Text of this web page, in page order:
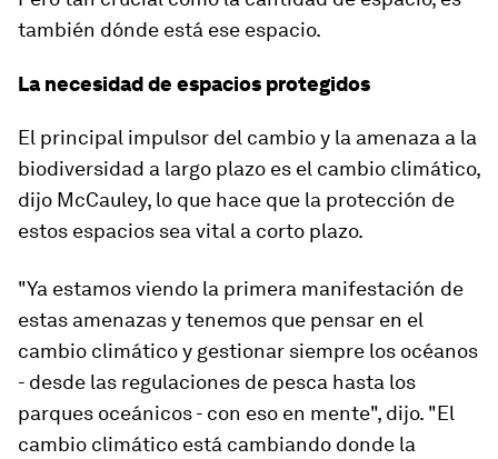
también dónde está ese espacio.
La necesidad de espacios protegidos
El principal impulsor del cambio y la amenaza a la
biodiversidad a largo plazo es el cambio climático,
dijo McCauley, lo que hace que la protección de
estos espacios sea vital a corto plazo.
"Ya estamos viendo la primera manifestación de
estas amenazas y tenemos que pensar en el
cambio climático y gestionar siempre los océanos
- desde las regulaciones de pesca hasta los
parques oceánicos - con eso en mente", dijo. "El
cambio climático está cambiando donde la